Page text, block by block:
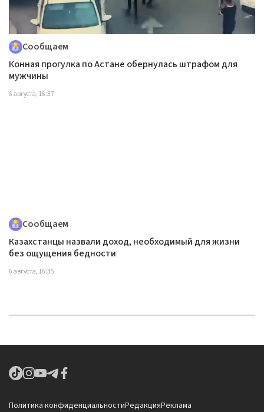
Сообщаем
Конная прогулка по Астане обернулась штрафом для
мужчины
6 августа, 16:37
Сообщаем
Казахстанцы назвали доход, необходимый для жизни
без ощущения бедности
6 августа, 16:35
Политика конфиденциальностиРедакцияРеклама